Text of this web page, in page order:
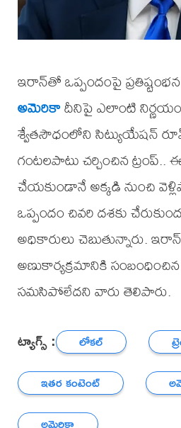
ఇరాన్‌తో ఒప్పందంపై
అమెరికాదీనిపై ఎలాంటి
శ్వేతసౌధంలోని సిట్యుయేషన్‌
గంటలపాటు చర్చించిన ట్రంప్‌..
చేయకుండానే అక్కడి నుంచి
ఒప్పందం చివరి దశకు
అధికారులు చెబుతున్నారు.
అణుకార్యక్రమానికి
సమసిపోలేదని వారు తెలిపారు.
ట్యాగ్స్ : లోకల్
ఇతర కంటెంట్
అమెరికా